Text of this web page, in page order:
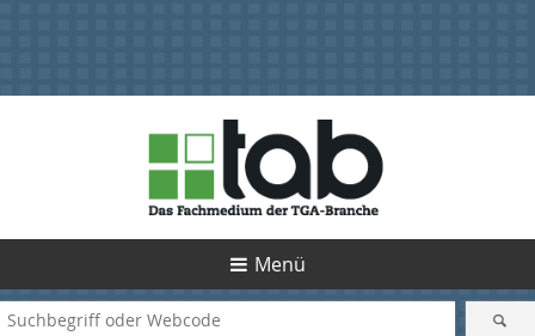
Menü